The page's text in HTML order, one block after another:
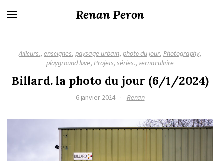
Renan Peron
Ailleurs., enseignes, paysage urbain, photo du jour, Photography,
playground love, Projets, séries., vernaculaire
Billard. la photo du jour (6/1/2024)
6 janvier 2024 · Renan